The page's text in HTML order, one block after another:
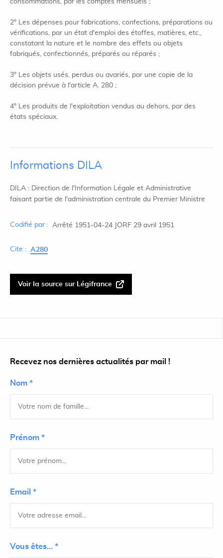
consommations, par les comptes mensuels ;
2° Les dépenses pour fabrications, confections, préparations ou
vérifications, par un état d'emploi des étoffes, matières, etc.,
constatant la nature et le nombre des effets ou objets
fabriqués, confectionnés, préparés ou réparés ;
3° Les objets usés, perdus ou avariés, par une copie de la
décision prévue à l'article A. 280 ;
4° Les produits de l'exploitation vendus au dehors, par des
états spéciaux.
Informations DILA
DILA : Direction de l'Information Légale et Administrative
faisant partie de l'administration centrale du Premier Ministre
Codifié par : Arrêté 1951-04-24 JORF 29 avril 1951
Cite : A280
Voir la source sur Légifrance
Recevez nos dernières actualités par mail !
Nom *
Prénom *
Email *
Vous êtes... *